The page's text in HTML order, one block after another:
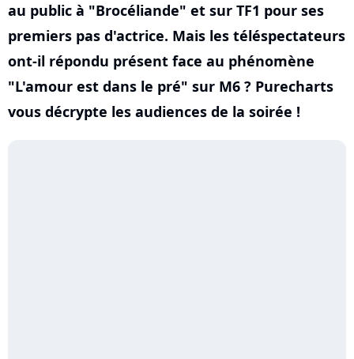
au public à "Brocéliande" et sur TF1 pour ses
premiers pas d'actrice. Mais les téléspectateurs
ont-il répondu présent face au phénomène
"L'amour est dans le pré" sur M6 ? Purecharts
vous décrypte les audiences de la soirée !